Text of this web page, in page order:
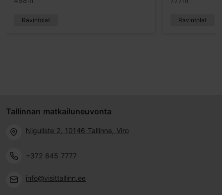
Ravintolat Ravintolat
Tallinnan matkailuneuvonta
Niguliste 2, 10146 Tallinna, Viro
+372 645 7777
info@visittallinn.ee